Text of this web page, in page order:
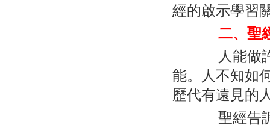
經的啟示學習
二、聖經
人能做許
能。人不知如
歷代有遠見的
聖經告訴